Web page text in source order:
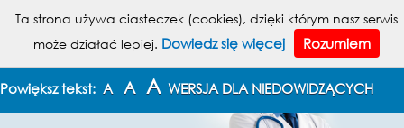
MENU
MAPA STRONY
Powiększ tekst: A A A WERSJA DLA NIEDOWIDZĄCYCH
Ta strona używa ciasteczek (cookies), dzięki którym nasz serwis
może działać lepiej. Dowiedz się więcej Rozumiem